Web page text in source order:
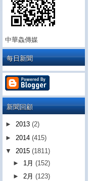
中華鱻傳媒
每日新聞
新聞回顧
► 2013 (2)
► 2014 (415)
▼ 2015 (1811)
► 1月(152)
►2月(123)